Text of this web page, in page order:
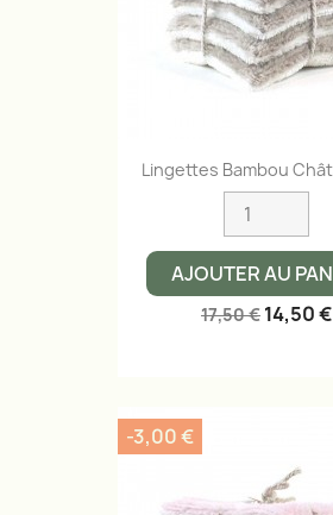
Lingettes Bambou
AJOUTER AU
17,50 € 14,50 €
-3,00 €